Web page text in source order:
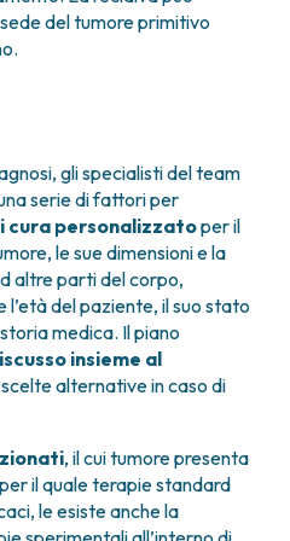
che può variare a
o della necessità di
operativa terapeutica. Per
In alcuni casi
particolarmente
necessaria l’anestesia
orotracheale.
dalla bocca e
endoscopica diretta, sino al
l’esofago e lo
tratto digestivo superiore
vie biliari, pancreas e
essere a digiuno da
e 2 ore per i liquidi
è possibile eseguire una
prende il nome di
immagini dei dotti riempiti,
e pianificare
che quasi sempre
un piccolo taglio
consentire l’accesso e le
procedura dura circa 60
di almeno 12 ore.
, tutte le donne in età fertile
di non essere in
dubbio viene effettuato un
eseguire anche:
di piccoli campioni di tessuto
o pancreatica:
i dotti a livello della
e sierosi),
mucinosa
del tumore primitivo
gli specialisti del team
serie di fattori per
cura personalizzatoper il
le sue dimensioni e la
altre parti del corpo,
del paziente, il suo stato
medica. Il piano
insieme al
alternative in caso di
, il cui tumore presenta
il quale terapie standard
le esiste anche la